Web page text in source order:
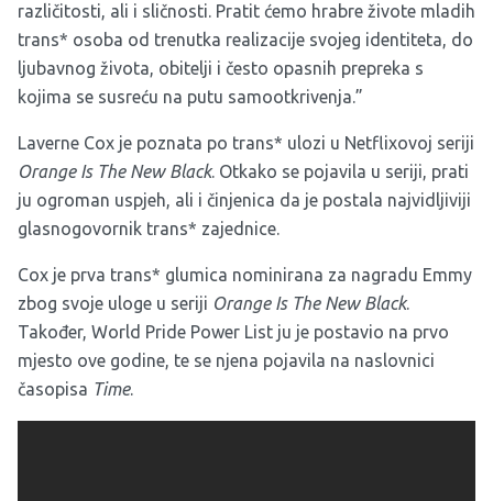
različitosti, ali i sličnosti. Pratit ćemo hrabre živote mladih
trans* osoba od trenutka realizacije svojeg identiteta, do
ljubavnog života, obitelji i često opasnih prepreka s
kojima se susreću na putu samootkrivenja.”
Laverne Cox je poznata po trans* ulozi u Netflixovoj seriji
Orange Is The New Black. Otkako se pojavila u seriji, prati
ju ogroman uspjeh, ali i činjenica da je postala najvidljiviji
glasnogovornik trans* zajednice.
Cox je prva trans* glumica nominirana za nagradu Emmy
zbog svoje uloge u seriji Orange Is The New Black.
Također, World Pride Power List ju je postavio na prvo
mjesto ove godine, te se njena pojavila na naslovnici
časopisa Time.